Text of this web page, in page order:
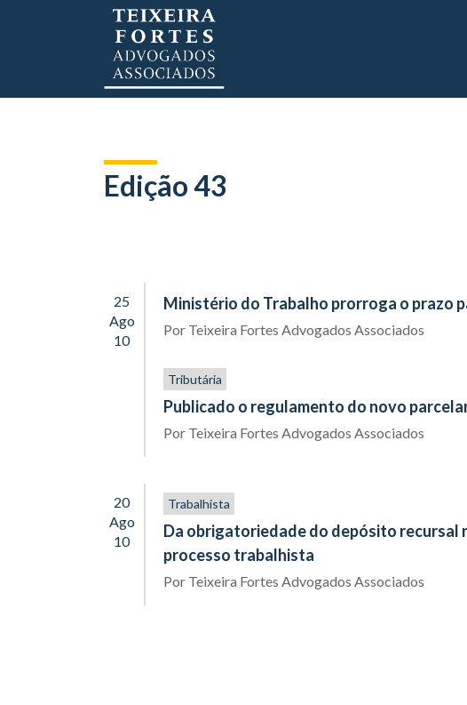
Edição 43
25
Ago
10
Ministério do Trabalho prorroga o prazo
Por Teixeira Fortes Advogados Associados
Tributária
Publicado o regulamento do novo
Por Teixeira Fortes Advogados Associados
20
Ago
10
Trabalhista
Da obrigatoriedade do depósito recursal
processo trabalhista
Por Teixeira Fortes Advogados Associados